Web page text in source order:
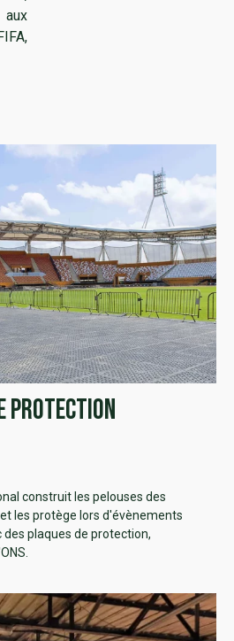
protection
construit les pelouses des
les protège lors d'évènements
plaques de protection,